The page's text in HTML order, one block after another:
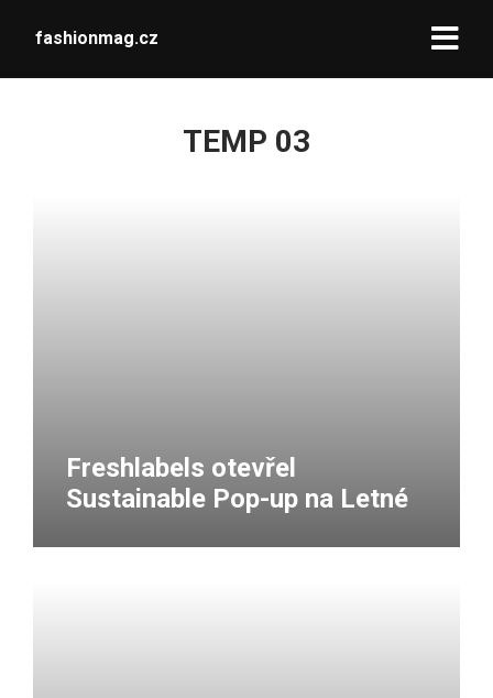
fashionmag.cz
TEMP 03
Freshlabels otevřel
Sustainable Pop-up na Letné